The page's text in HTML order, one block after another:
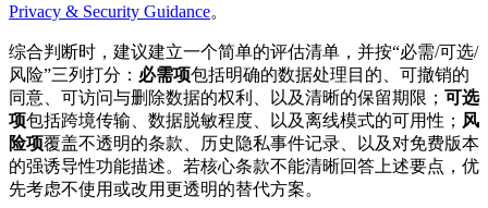
Privacy & Security Guidance。
综合判断时，建议建立一个简单的评估清单，并按“必需/可选/
风险”三列打分： 必需项包括明确的数据处理目的、可撤销的
同意、可访问与删除数据的权利、以及清晰的保留期限； 可选
项包括跨境传输、数据脱敏程度、以及离线模式的可用性； 风
险项覆盖不透明的条款、历史隐私事件记录、以及对免费版本
的强诱导性功能描述。若核心条款不能清晰回答上述要点，优
先考虑不使用或改用更透明的替代方案。